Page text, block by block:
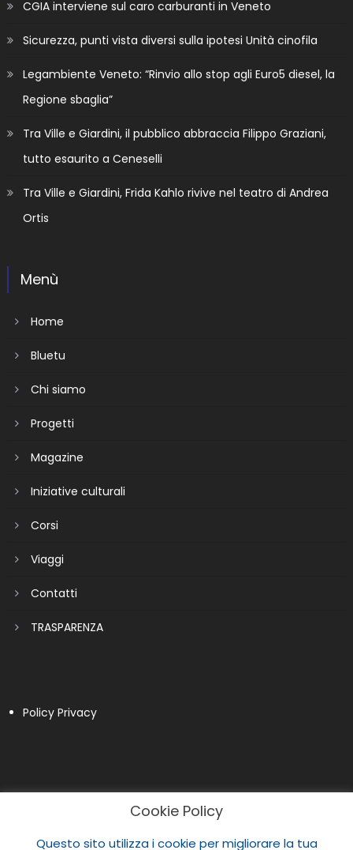
CGIA interviene sul caro carburanti in Veneto
Sicurezza, punti vista diversi sulla ipotesi Unità cinofila
Legambiente Veneto: “Rinvio allo stop agli Euro5 diesel, la
Regione sbaglia”
Tra Ville e Giardini, il pubblico abbraccia Filippo Graziani,
tutto esaurito a Ceneselli
Tra Ville e Giardini, Frida Kahlo rivive nel teatro di Andrea
Ortis
Menù
Home
Bluetu
Chi siamo
Progetti
Magazine
Iniziative culturali
Corsi
Viaggi
Contatti
TRASPARENZA
Policy Privacy
Cookie Policy
Questo sito utilizza i cookie per migliorare la tua